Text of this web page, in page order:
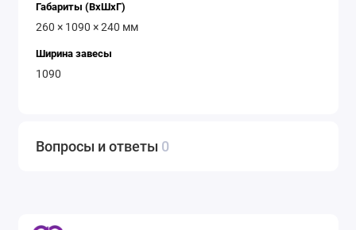
Габариты (ВхШхГ)
260 × 1090 × 240 мм
Ширина завесы
1090
Вопросы и ответы 0